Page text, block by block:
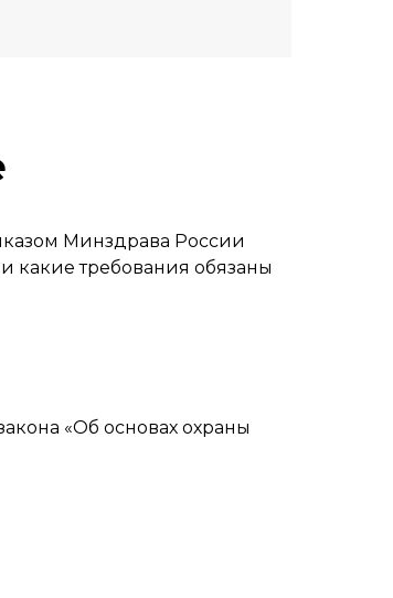
Минздрава России
какие требования обязаны
«Об основах охраны